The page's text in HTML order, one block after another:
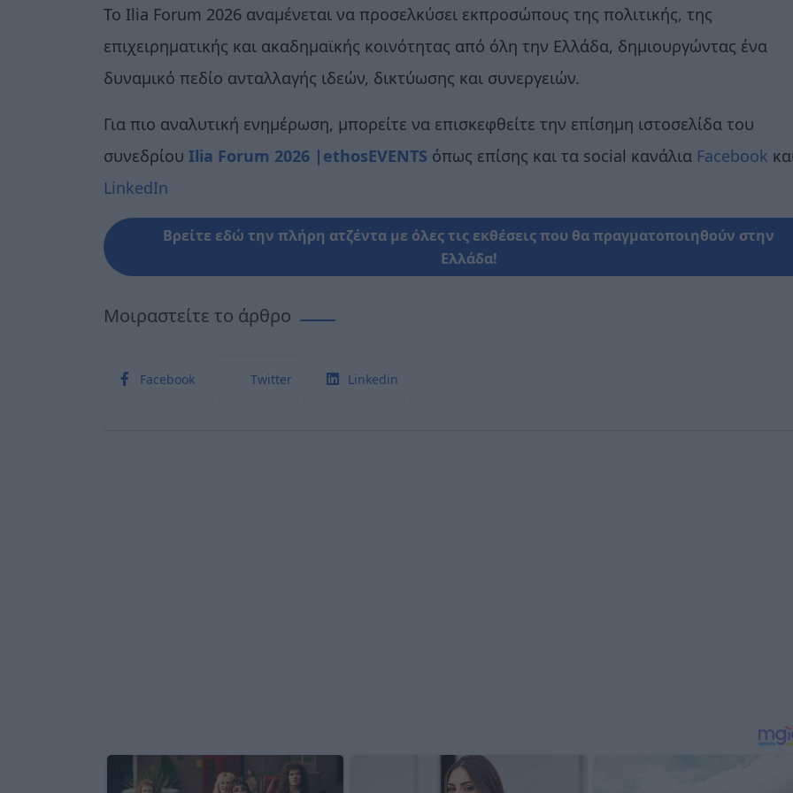
Το Ilia Forum 2026 αναμένεται να προσελκύσει εκπροσώπους της πολιτικής, της
επιχειρηματικής και ακαδημαϊκής κοινότητας από όλη την Ελλάδα, δημιουργώντας ένα
δυναμικό πεδίο ανταλλαγής ιδεών, δικτύωσης και συνεργειών.
Για πιο αναλυτική ενημέρωση, μπορείτε να επισκεφθείτε την επίσημη ιστοσελίδα του
συνεδρίου Ilia Forum 2026 | ethosEVENTS όπως επίσης και τα social κανάλια Facebook
LinkedIn
Βρείτε εδώ την πλήρη ατζέντα με όλες τις εκθέσεις που θα πραγματοποιηθούν στην
Ελλάδα!
Μοιραστείτε το άρθρο
Facebook Twitter Linkedin